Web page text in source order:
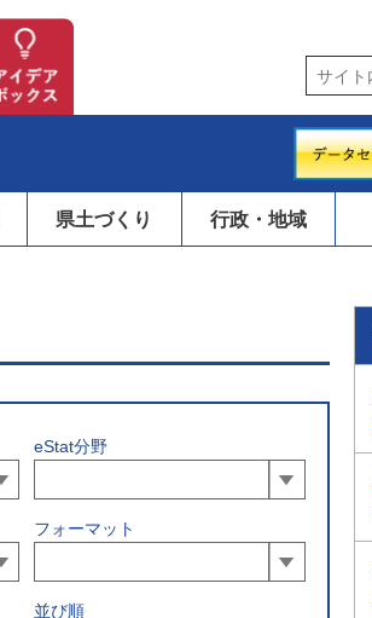
県土づくり 行政・地域
eStat分野
フォーマット
並び順